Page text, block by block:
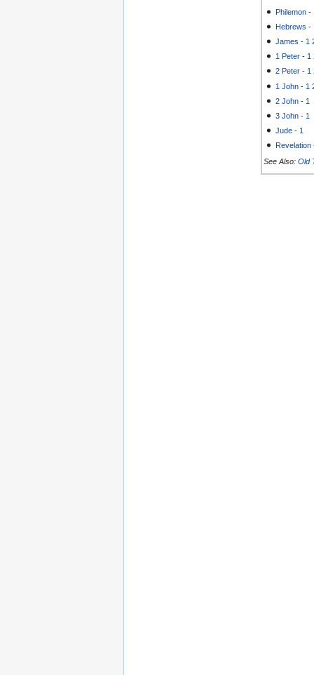
Philemon -
Hebrews -
James - 1
1 Peter - 1
2 Peter - 1
1 John - 1
2 John - 1
3 John - 1
Jude - 1
Revelation
See Also: Old